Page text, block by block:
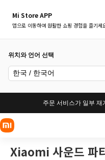
Mi Store APP
앱으로 이동하여 원활한 쇼핑 경험을 즐기세
위치와 언어 선택
한국 / 한국어
주문 서비스가 일부
Xiaomi 사운드 파